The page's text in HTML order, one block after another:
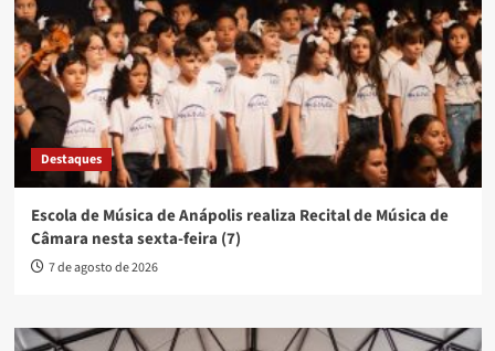
Destaques
Escola de Música de Anápolis realiza Recital de Música de
Câmara nesta sexta-feira (7)
7 de agosto de 2026